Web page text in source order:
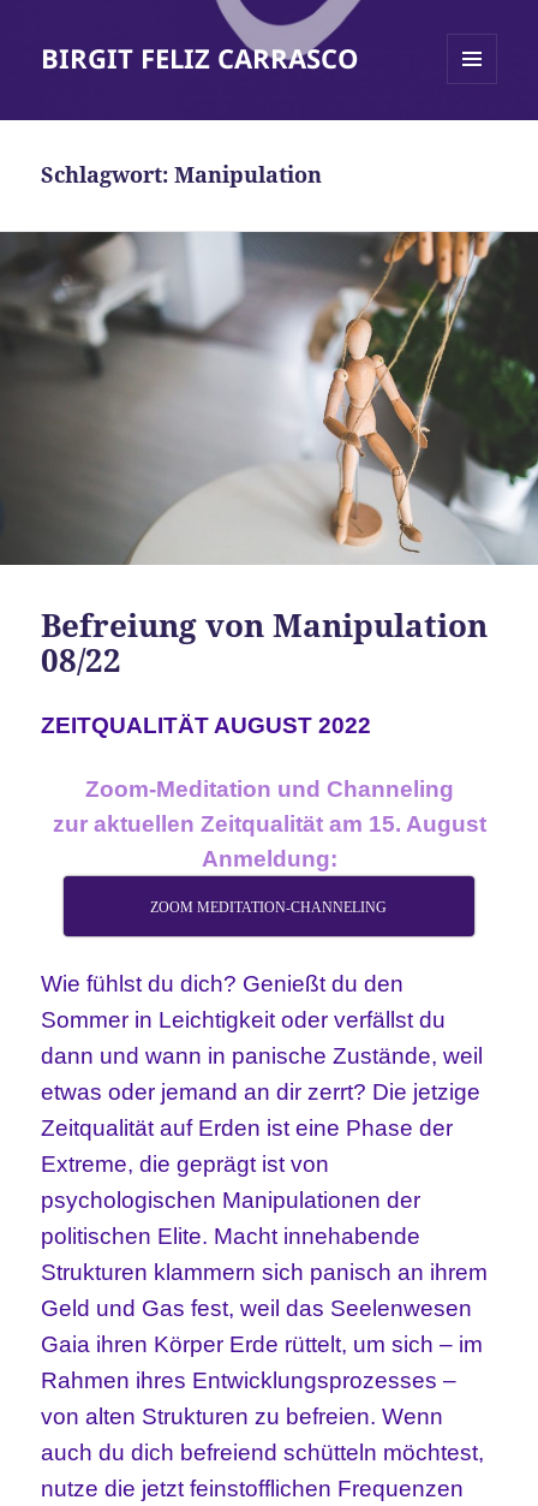
BIRGIT FELIZ CARRASCO
Schlagwort:Manipulation
Befreiung von Manipulation
08/22
ZEITQUALITÄT AUGUST 2022
Zoom-Meditation und Channeling
zur aktuellen Zeitqualität am 15. August
Anmeldung:
ZOOM MEDITATION-CHANNELING
Wie fühlst du dich? Genießt du den
Sommer in Leichtigkeit oder verfällst du
dann und wann in panische Zustände, weil
etwas oder jemand an dir zerrt? Die jetzige
Zeitqualität auf Erden ist eine Phase der
Extreme, die geprägt ist von
psychologischen Manipulationen der
politischen Elite. Macht innehabende
Strukturen klammern sich panisch an ihrem
Geld und Gas fest, weil das Seelenwesen
Gaia ihren Körper Erde rüttelt, um sich – im
Rahmen ihres Entwicklungsprozesses –
von alten Strukturen zu befreien. Wenn
auch du dich befreiend schütteln möchtest,
nutze die jetzt feinstofflichen Frequenzen